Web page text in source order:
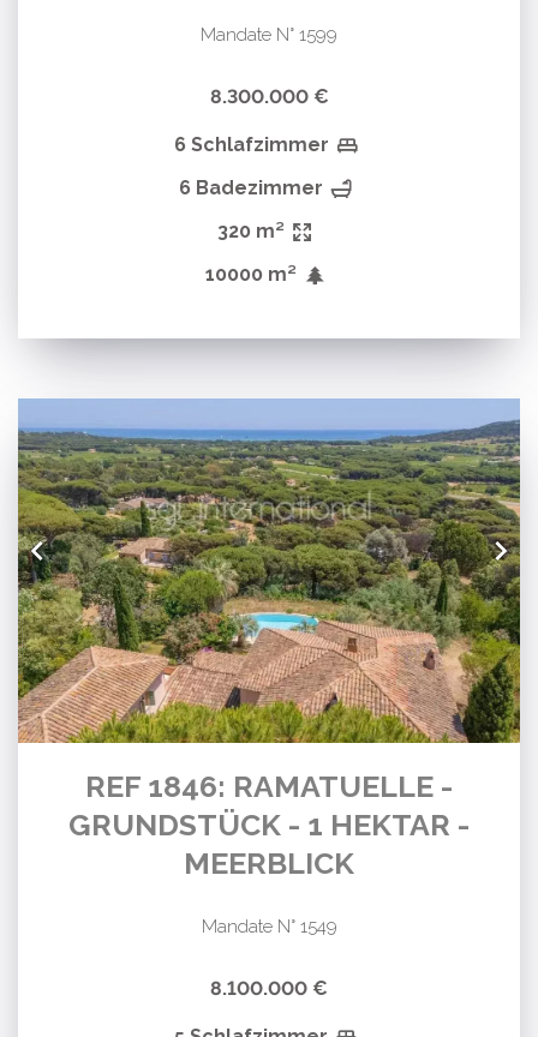
Mandate N° 1599
8.300.000 €
6 Schlafzimmer
6 Badezimmer
320 m²
10000 m²
REF 1846: RAMATUELLE -
GRUNDSTÜCK - 1 HEKTAR -
MEERBLICK
Mandate N° 1549
8.100.000 €